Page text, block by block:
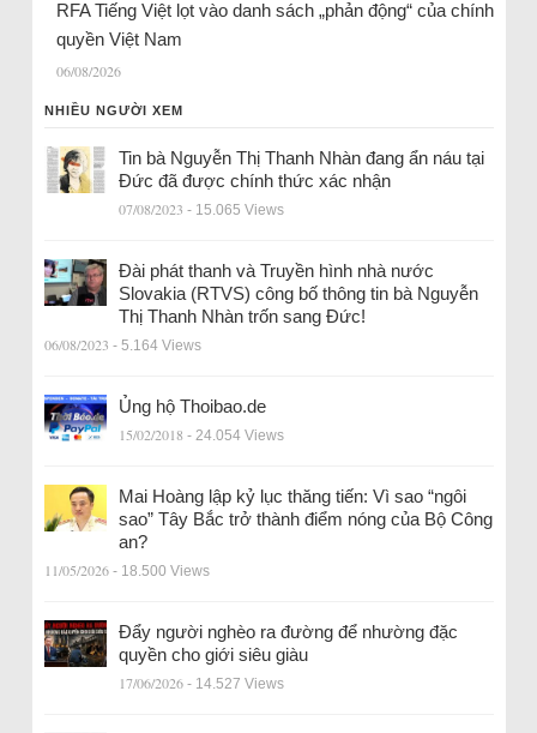
RFA Tiếng Việt lọt vào danh sách „phản động“ của chính
quyền Việt Nam
06/08/2026
NHIỀU NGƯỜI XEM
Tin bà Nguyễn Thị Thanh Nhàn đang ẩn náu tại
Đức đã được chính thức xác nhận
07/08/2023 - 15.065 Views
Đài phát thanh và Truyền hình nhà nước
Slovakia (RTVS) công bố thông tin bà Nguyễn
Thị Thanh Nhàn trốn sang Đức!
06/08/2023 - 5.164 Views
Ủng hộ Thoibao.de
15/02/2018 - 24.054 Views
Mai Hoàng lập kỷ lục thăng tiến: Vì sao “ngôi
sao” Tây Bắc trở thành điểm nóng của Bộ Công
an?
11/05/2026 - 18.500 Views
Đẩy người nghèo ra đường để nhường đặc
quyền cho giới siêu giàu
17/06/2026 - 14.527 Views